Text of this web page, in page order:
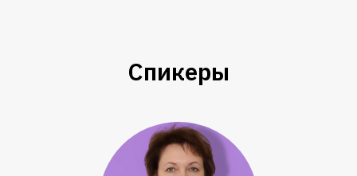
Спикеры